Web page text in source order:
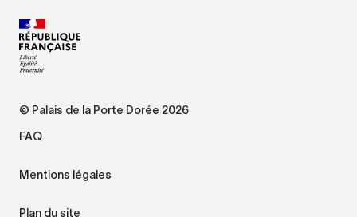
© Palais de la Porte Dorée 2026
FAQ
Mentions légales
Plan du site